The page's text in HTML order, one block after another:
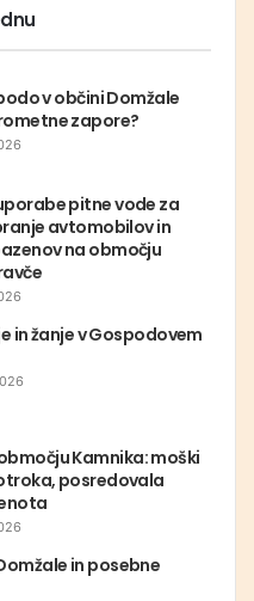
v občini Domžale
zapore?
pitne vode za
avtomobilov in
na območju
in žanje v Gospodovem
Kamnika: moški
posredovala
in posebne